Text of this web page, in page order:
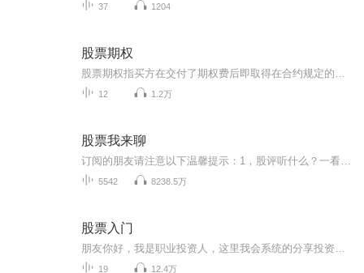
37 1204
股票期权
12 1.2万
股票我来聊
5542 8238.5万
股票入门
19 12.4万